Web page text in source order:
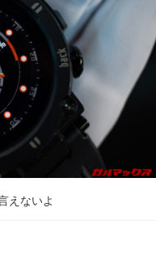
えないよ